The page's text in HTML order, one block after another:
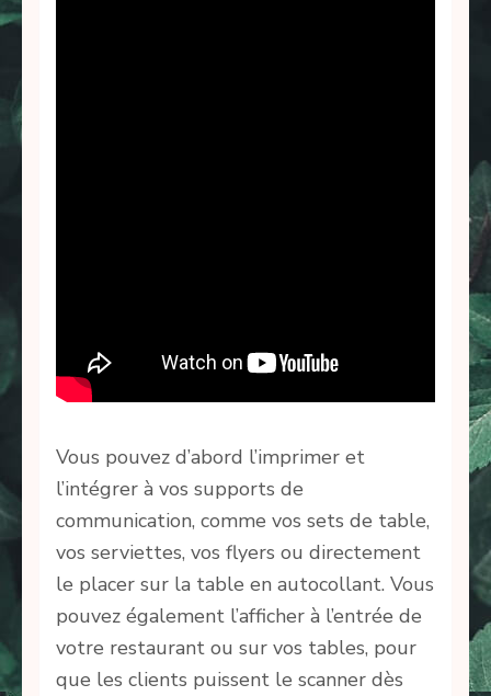
Vous pouvez d’abord l’imprimer et
l’intégrer à vos supports de
communication, comme vos sets de table,
vos serviettes, vos flyers ou directement
le placer sur la table en autocollant. Vous
pouvez également l’afficher à l’entrée de
votre restaurant ou sur vos tables, pour
que les clients puissent le scanner dès